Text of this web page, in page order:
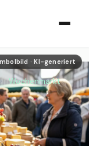
· KI-generiert
›
Wochenmarkt